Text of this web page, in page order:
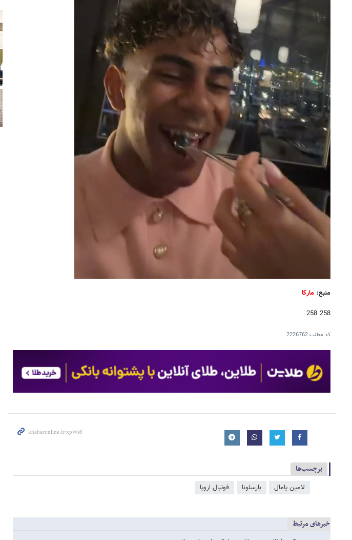
منبع: مارکا
258 258
کد مطلب2226762
برچسب‌ها
لامین یامال بارسلونا فوتبال اروپا
خبرهای مرتبط